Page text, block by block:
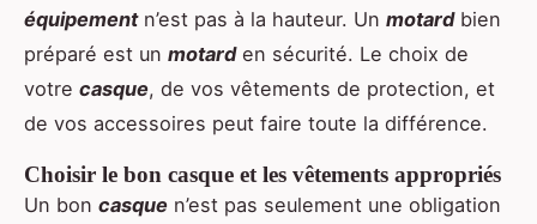
équipementn’est pas à la hauteur. Un motardbien
préparé est un motarden sécurité. Le choix de
votre casque, de vos vêtements de protection, et
de vos accessoires peut faire toute la différence.
Choisir le bon casque et les vêtements appropriés
Un bon casque n’est pas seulement une obligation